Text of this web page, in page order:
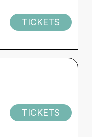
TICKETS
TICKETS